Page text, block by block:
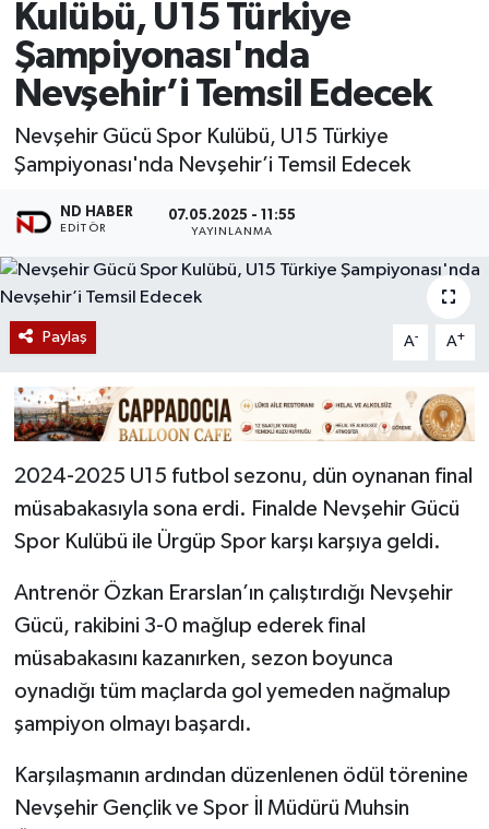
Kulübü, U15 Türkiye
Şampiyonası'nda
Nevşehir’i Temsil Edecek
Nevşehir Gücü Spor Kulübü, U15 Türkiye
Şampiyonası'nda Nevşehir’i Temsil Edecek
ND HABER
EDITÖR
07.05.2025 - 11:55
YAYINLANMA
Paylaş A- A+
2024-2025 U15 futbol sezonu, dün oynanan final
müsabakasıyla sona erdi. Finalde Nevşehir Gücü
Spor Kulübü ile Ürgüp Spor karşı karşıya geldi.
Antrenör Özkan Erarslan’ın çalıştırdığı Nevşehir
Gücü, rakibini 3-0 mağlup ederek final
müsabakasını kazanırken, sezon boyunca
oynadığı tüm maçlarda gol yemeden nağmalup
şampiyon olmayı başardı.
Karşılaşmanın ardından düzenlenen ödül törenine
Nevşehir Gençlik ve Spor İl Müdürü Muhsin